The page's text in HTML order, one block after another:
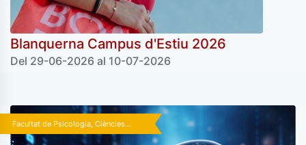
Blanquerna Campus d'Estiu 2026
Del 29-06-2026 al 10-07-2026
Facultat de Psicologia, Ciències...